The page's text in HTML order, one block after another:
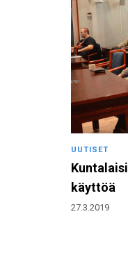
UUTISET
käyttöä
27.3.2019